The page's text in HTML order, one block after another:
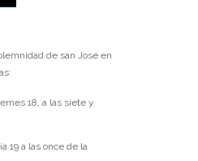
de san José en
18, a las siete y
19 a las once de la